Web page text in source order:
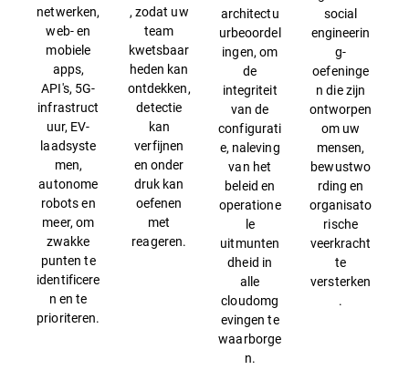
netwerken,
web- en
mobiele
apps,
API's, 5G-
infrastruct
uur, EV-
laadsyste
men,
autonome
robots en
meer, om
zwakke
punten te
identificere
n en te
prioriteren.
, zodat uw
team
kwetsbaar
heden kan
ontdekken,
detectie
kan
verfijnen
en onder
druk kan
oefenen
met
reageren.
architectu
urbeoordel
ingen, om
de
integriteit
van de
configurati
e, naleving
van het
beleid en
operatione
le
uitmunten
dheid in
alle
cloudomg
evingen te
waarborge
n.
social
engineerin
g-
oefeninge
n die zijn
ontworpen
om uw
mensen,
bewustwo
rding en
organisato
rische
veerkracht
te
versterken
.